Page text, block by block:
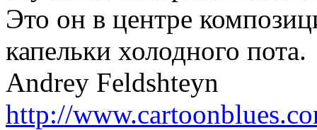
Это он в центре
капельки холодного пота.
Andrey Feldshteyn
http://